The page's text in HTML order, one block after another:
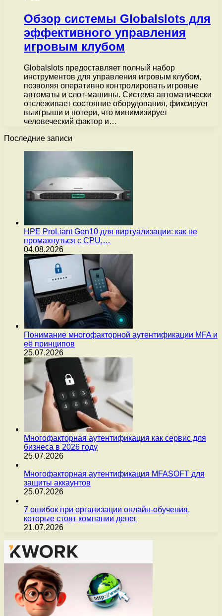
Обзор системы Globalslots для
эффективного управления
игровым клубом
Globalslots предоставляет полный набор
инструментов для управления игровым клубом,
позволяя оперативно контролировать игровые
автоматы и слот-машины. Система автоматически
отслеживает состояние оборудования, фиксирует
выигрыши и потери, что минимизирует
человеческий фактор и…
Последние записи
HPE ProLiant Gen10 для виртуализации: как не
промахнуться с CPU,…
04.08.2026
Понимание многофакторной аутентификации MFA и
её принципов
25.07.2026
Многофакторная аутентификация как сервис для
бизнеса в 2026 году
25.07.2026
Многофакторная аутентификация MFASOFT для
защиты аккаунтов
25.07.2026
7 ошибок при организации онлайн-обучения,
которые стоят компании денег
21.07.2026